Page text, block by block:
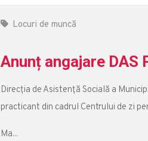
Locuri de muncă
Anunț angajare DAS
Direcția de Asistență Socială a
practicant din cadrul Centrului de zi
Ma...